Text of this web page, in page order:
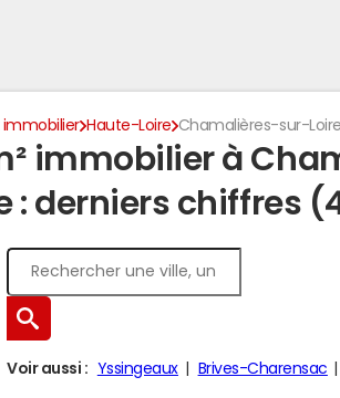
immobilier Haute-Loire Chamalières-sur-Loire
immobilier à
: derniers chiffres
Voir aussi : Yssingeaux Brives-Charensac